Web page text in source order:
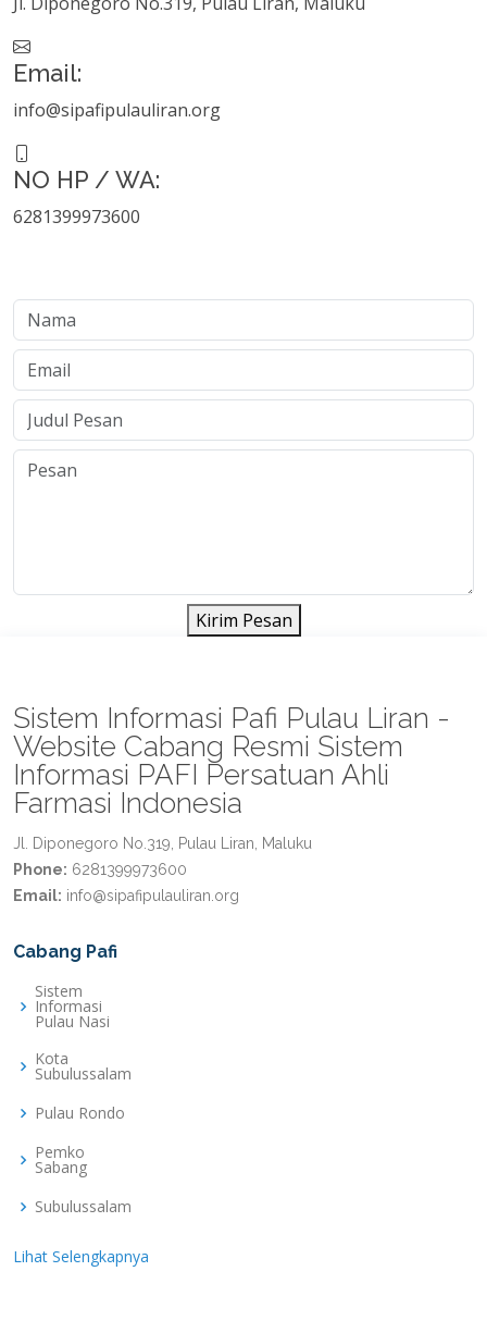
Email:
info@sipafipulauliran.org
NO HP / WA:
6281399973600
Kirim Pesan
Sistem Informasi Pafi Pulau Liran -
Website Cabang Resmi Sistem
Informasi PAFI Persatuan Ahli
Farmasi Indonesia
Jl. Diponegoro No.319, Pulau Liran, Maluku
Phone: 6281399973600
Email: info@sipafipulauliran.org
Cabang Pafi
Sistem
Informasi
Pulau Nasi
Kota
Subulussalam
Pulau Rondo
Pemko
Sabang
Subulussalam
Lihat Selengkapnya